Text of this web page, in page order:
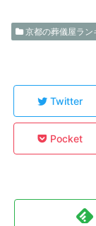
京都の葬儀屋ラン
Twitter
Pocket